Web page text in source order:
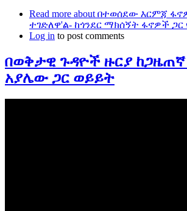
Read more about በተወሰደው እርምጃ
ተገድለዋ'ል- ከጎንደር ማክሰኝት ፋኖዎች ጋር
Log in to post comments
በወቅታዊ ጉዳዮች ዙርያ
አያሌው ጋር ወይይት